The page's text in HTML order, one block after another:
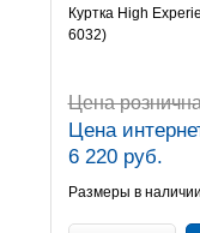
Куртка High
6032)
Цена
Цена
6 220 руб.
Размеры в